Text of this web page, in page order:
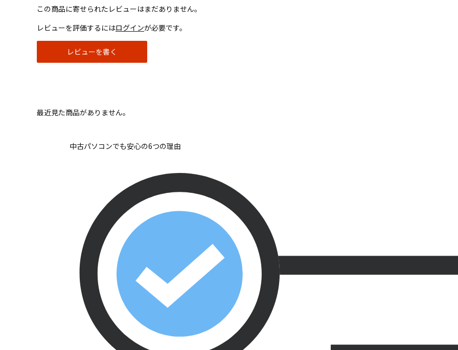
この商品に寄せられたレビューはまだありません。
レビューを評価するにはログインが必要です。
レビューを書く
最近見た商品がありません。
中古パソコンでも安心の6つの理由